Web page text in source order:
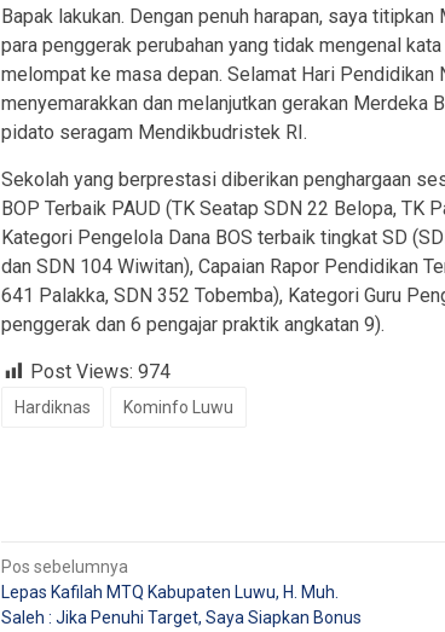
Bapak lakukan. Dengan penuh harapan, saya
para penggerak perubahan yang tidak mengenal
melompat ke masa depan. Selamat Hari
menyemarakkan dan melanjutkan gerakan Merdeka
pidato seragam Mendikbudristek RI.
Sekolah yang berprestasi diberikan penghargaan
BOP Terbaik PAUD (TK Seatap SDN 22 Belopa, TK
Kategori Pengelola Dana BOS terbaik tingkat SD
dan SDN 104 Wiwitan), Capaian Rapor Pendidikan
641 Palakka, SDN 352 Tobemba), Kategori Guru
penggerak dan 6 pengajar praktik angkatan 9).
Post Views: 974
Hardiknas Kominfo Luwu
Navigasi
pos
Pos sebelumnya
Lepas Kafilah MTQ Kabupaten Luwu, H. Muh.
Saleh : Jika Penuhi Target, Saya Siapkan Bonus